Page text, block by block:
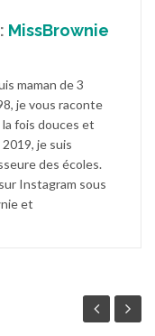
MissBrownie
maman de 3
je vous raconte
fois douces et
je suis
des écoles.
Instagram sous
et